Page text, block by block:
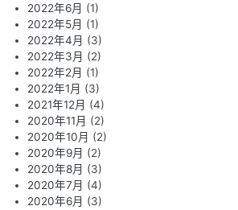
2022年6月 (1)
2022年5月 (1)
2022年4月 (3)
2022年3月 (2)
2022年2月 (1)
2022年1月 (3)
2021年12月 (4)
2020年11月 (2)
2020年10月 (2)
2020年9月 (2)
2020年8月 (3)
2020年7月 (4)
2020年6月 (3)